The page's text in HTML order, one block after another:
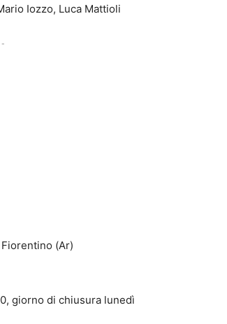
Iozzo, Luca Mattioli
-
(Ar)
giorno di chiusura lunedì